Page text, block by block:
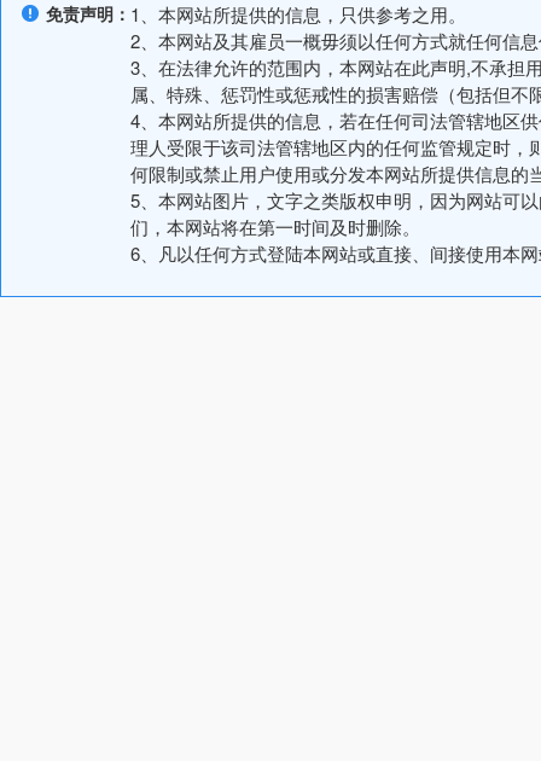
免责声明： 1、本网站所提供的信息，只供参考之用。
2、本网站及其雇员一概毋须以任何方式就任何信
3、在法律允许的范围内，本网站在此声明,不承担
属、特殊、惩罚性或惩戒性的损害赔偿（包括但
4、本网站所提供的信息，若在任何司法管辖地区
理人受限于该司法管辖地区内的任何监管规定时
何限制或禁止用户使用或分发本网站所提供信息的
5、本网站图片，文字之类版权申明，因为网站可
们，本网站将在第一时间及时删除。
6、凡以任何方式登陆本网站或直接、间接使用本